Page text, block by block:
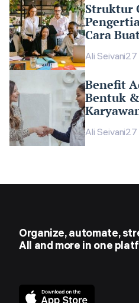
Struktur
Cara
Ali Seivani27
Benefit
Bentuk
Ali Seivani27
Organize, automate,
All and more in one